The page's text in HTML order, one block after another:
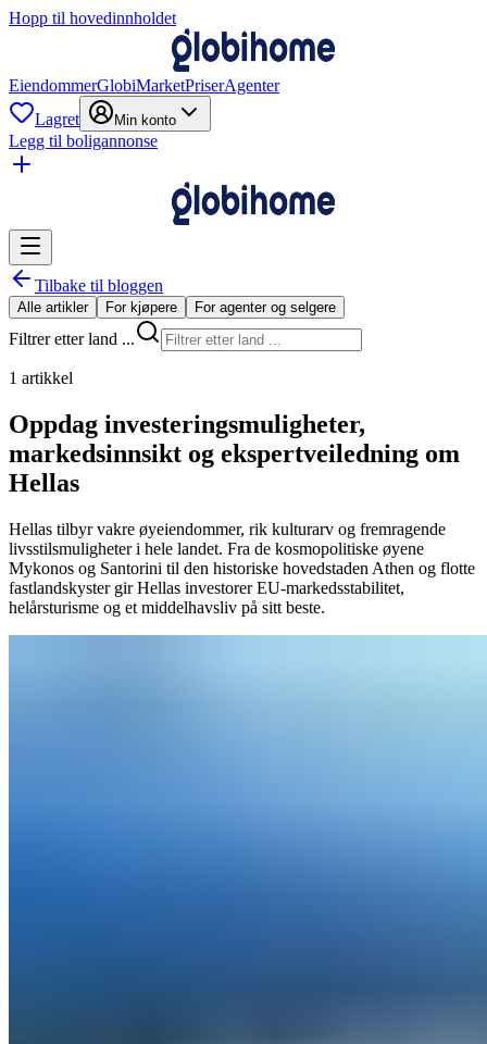
Hopp til hovedinnholdet
EiendommerGlobiMarketPriserAgenter
Lagret
Min konto
Legg til boligannonse
Tilbake til bloggen
Alle artikler For kjøpere For agenter og selgere
Filtrer etter land ...
1 artikkel
Oppdag investeringsmuligheter,
markedsinnsikt og ekspertveiledning om
Hellas
Hellas tilbyr vakre øyeiendommer, rik kulturarv og fremragende
livsstilsmuligheter i hele landet. Fra de kosmopolitiske øyene
Mykonos og Santorini til den historiske hovedstaden Athen og flotte
fastlandskyster gir Hellas investorer EU-markedsstabilitet,
helårsturisme og et middelhavsliv på sitt beste.